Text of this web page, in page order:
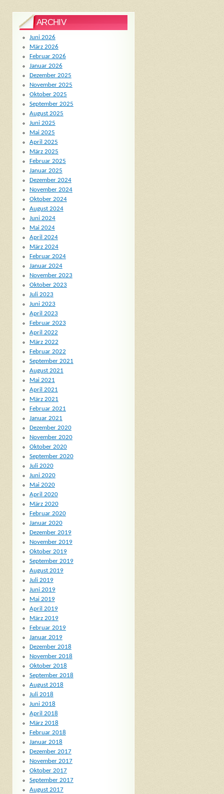
ARCHIV
Juni 2026
März 2026
Februar 2026
Januar 2026
Dezember 2025
November 2025
Oktober 2025
September 2025
August 2025
Juni 2025
Mai 2025
April 2025
März 2025
Februar 2025
Januar 2025
Dezember 2024
November 2024
Oktober 2024
August 2024
Juni 2024
Mai 2024
April 2024
März 2024
Februar 2024
Januar 2024
November 2023
Oktober 2023
Juli 2023
Juni 2023
April 2023
Februar 2023
April 2022
März 2022
Februar 2022
September 2021
August 2021
Mai 2021
April 2021
März 2021
Februar 2021
Januar 2021
Dezember 2020
November 2020
Oktober 2020
September 2020
Juli 2020
Juni 2020
Mai 2020
April 2020
März 2020
Februar 2020
Januar 2020
Dezember 2019
November 2019
Oktober 2019
September 2019
August 2019
Juli 2019
Juni 2019
Mai 2019
April 2019
März 2019
Februar 2019
Januar 2019
Dezember 2018
November 2018
Oktober 2018
September 2018
August 2018
Juli 2018
Juni 2018
April 2018
März 2018
Februar 2018
Januar 2018
Dezember 2017
November 2017
Oktober 2017
September 2017
August 2017